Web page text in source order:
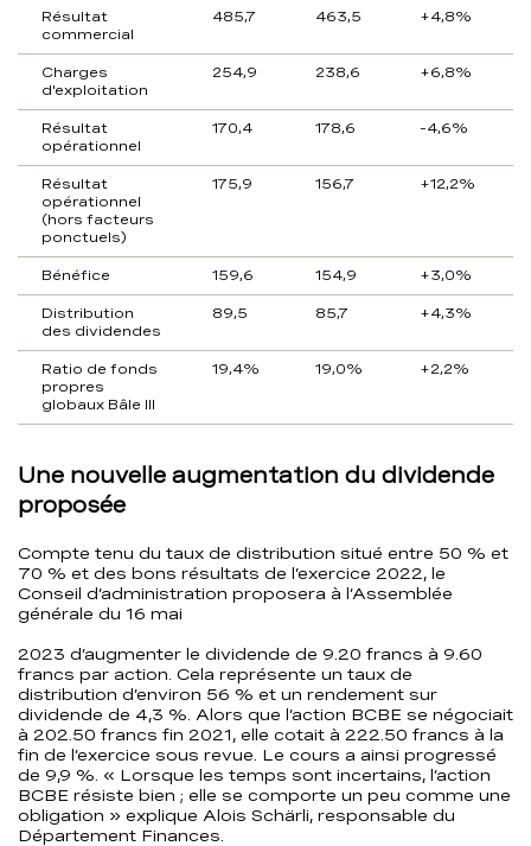
Résultat
commercial
485,7 463,5 +4,8%
Charges
d'exploitation
254,9 238,6 +6,8%
Résultat
opérationnel
170,4 178,6 -4,6%
Résultat
opérationnel
(hors facteurs
ponctuels)
175,9 156,7 +12,2%
Bénéfice 159,6 154,9 +3,0%
Distribution
des dividendes
89,5 85,7 +4,3%
Ratio de fonds
propres
globaux Bâle III
19,4% 19,0% +2,2%
Une nouvelle augmentation du dividende
proposée
Compte tenu du taux de distribution situé entre 50 % et
70 % et des bons résultats de l’exercice 2022, le
Conseil d’administration proposera à l’Assemblée
générale du 16 mai
2023 d’augmenter le dividende de 9.20 francs à 9.60
francs par action. Cela représente un taux de
distribution d’environ 56 % et un rendement sur
dividende de 4,3 %. Alors que l’action BCBE se négociait
à 202.50 francs fin 2021, elle cotait à 222.50 francs à la
fin de l’exercice sous revue. Le cours a ainsi progressé
de 9,9 %. « Lorsque les temps sont incertains, l’action
BCBE résiste bien ; elle se comporte un peu comme une
obligation » explique Alois Schärli, responsable du
Département Finances.